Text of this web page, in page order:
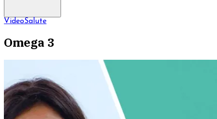
VideoSalute
Omega 3